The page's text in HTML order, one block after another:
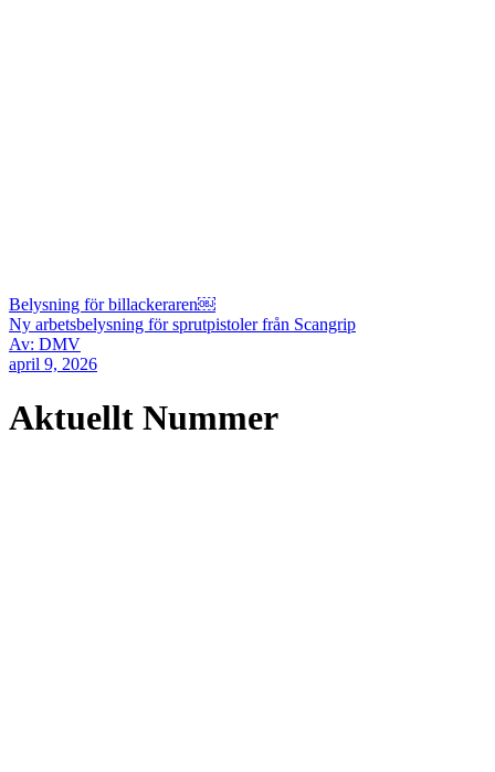
Belysning för billackeraren￼
Ny arbetsbelysning för sprutpistoler från Scangrip
Av: DMV
april 9, 2026
Aktuellt Nummer